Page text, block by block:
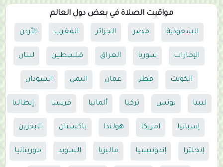
مواقيت الصلاة في بعض دول العالم
السعودية مصر الجزائر المغرب الأردن
الإمارات سوريا العراق فلسطين لبنان
الكويت قطر عمان اليمن السودان
ليبيا تونس تركيا ألمانيا فرنسا إيطاليا
إسبانيا امريكا هولندا باكستان البحرين
إنجلترا إندونيسيا ماليزيا السويد موريتانيا